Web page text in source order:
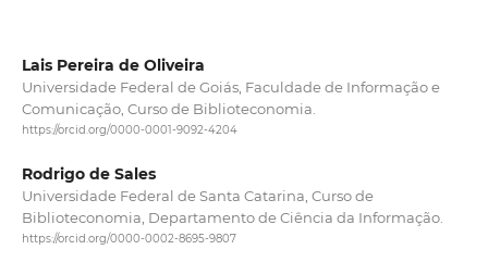
Lais Pereira de Oliveira
Universidade Federal de Goiás, Faculdade de Informação e
Comunicação, Curso de Biblioteconomia.
https://orcid.org/0000-0001-9092-4204
Rodrigo de Sales
Universidade Federal de Santa Catarina, Curso de
Biblioteconomia, Departamento de Ciência da Informação.
https://orcid.org/0000-0002-8695-9807